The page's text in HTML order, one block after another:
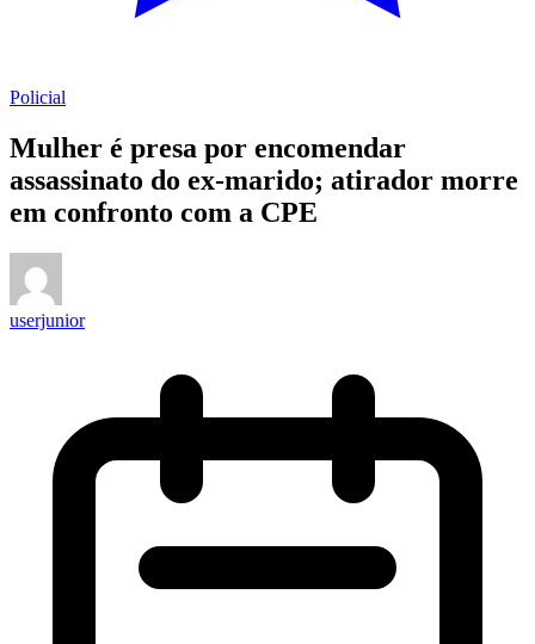
Policial
Mulher é presa por encomendar
assassinato do ex-marido; atirador morre
em confronto com a CPE
userjunior